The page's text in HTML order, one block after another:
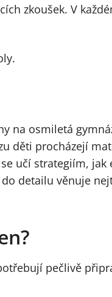
zkoušek. V
na osmiletá
děti procházejí
učí strategiím, jak
detailu věnuje
pečlivě